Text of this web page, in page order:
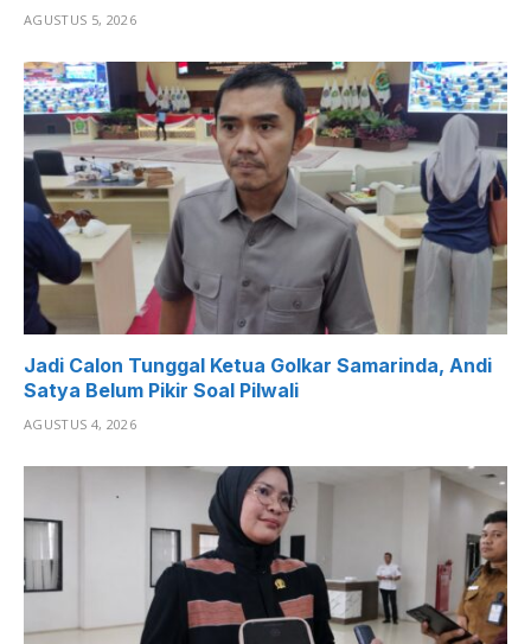
AGUSTUS 5, 2026
Jadi Calon Tunggal Ketua Golkar Samarinda, Andi
Satya Belum Pikir Soal Pilwali
AGUSTUS 4, 2026